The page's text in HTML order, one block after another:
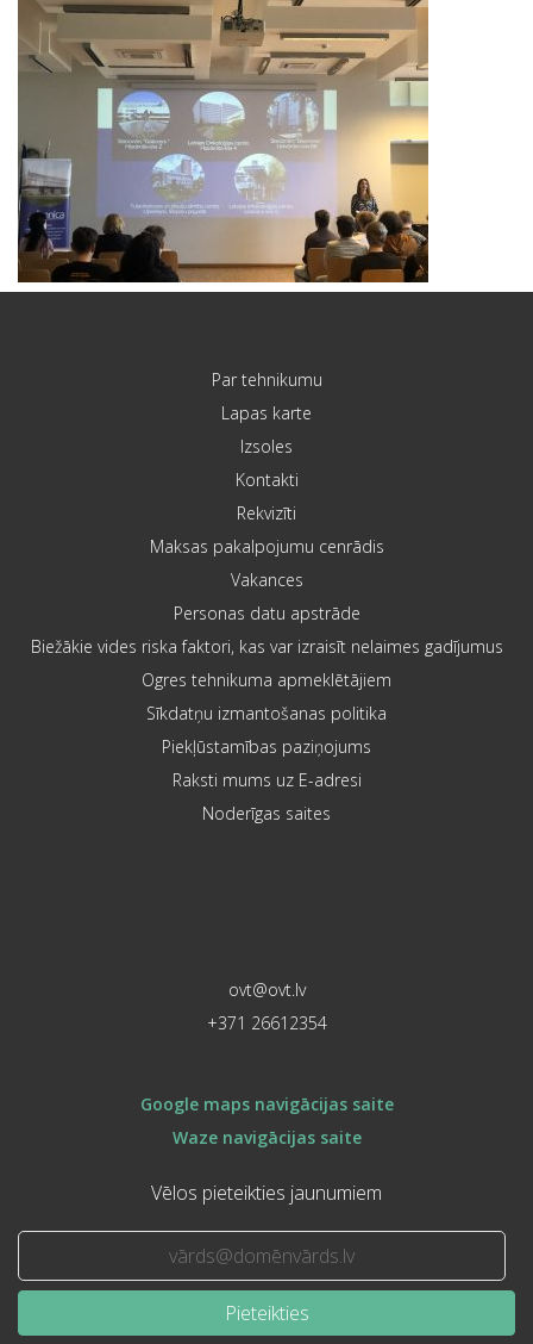
Par tehnikumu
Lapas karte
Izsoles
Kontakti
Rekvizīti
Maksas pakalpojumu cenrādis
Vakances
Personas datu apstrāde
Biežākie vides riska faktori, kas var izraisīt nelaimes gadījumus
Ogres tehnikuma apmeklētājiem
Sīkdatņu izmantošanas politika
Piekļūstamības paziņojums
Raksti mums uz E-adresi
Noderīgas saites
ovt@ovt.lv
+371 26612354
Google maps navigācijas saite
Waze navigācijas saite
Vēlos pieteikties jaunumiem
Pieteikties